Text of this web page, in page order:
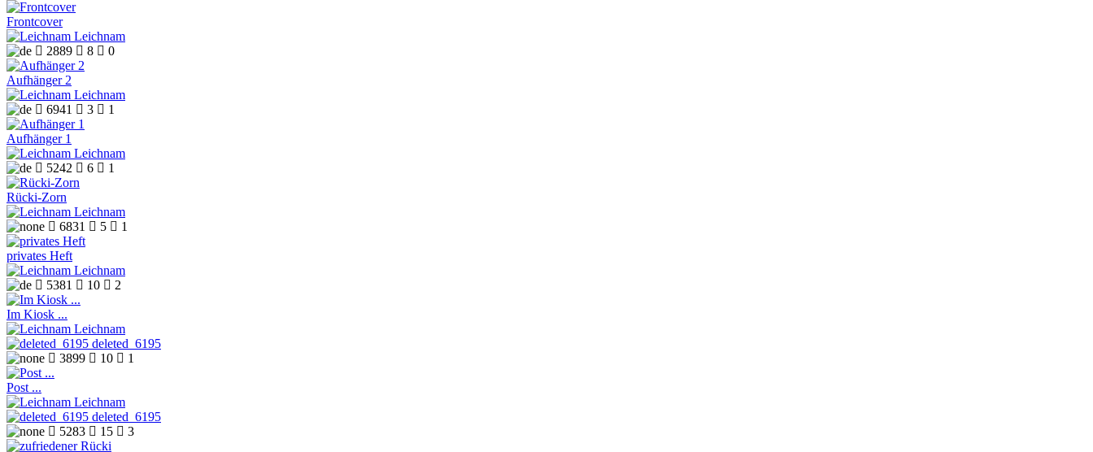
Frontcover
Leichnam
 2889  8  0
Aufhänger 2
Leichnam
 6941  3  1
Aufhänger 1
Leichnam
 5242  6  1
Rücki-Zorn
Leichnam
 6831  5  1
privates Heft
Leichnam
 5381  10  2
Im Kiosk ...
Leichnam
deleted_6195
 3899  10  1
Post ...
Leichnam
deleted_6195
 5283  15  3